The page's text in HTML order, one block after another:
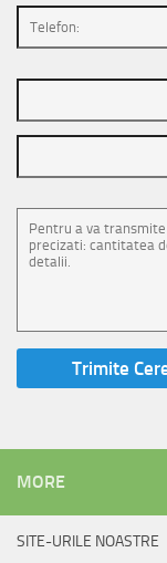
MORE
SITE-URILE NOASTRE